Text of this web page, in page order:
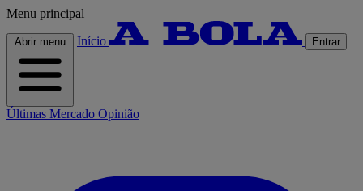
Menu principal
Abrir menu Início Entrar
Últimas Mercado Opinião